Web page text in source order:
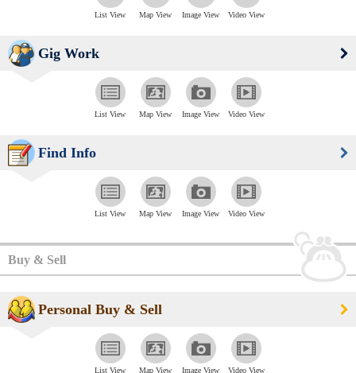
List View Map View Image View Video View
Gig Work
List View Map View Image View Video View
Find Info
List View Map View Image View Video View
Buy & Sell
Personal Buy & Sell
List View Map View Image View Video View